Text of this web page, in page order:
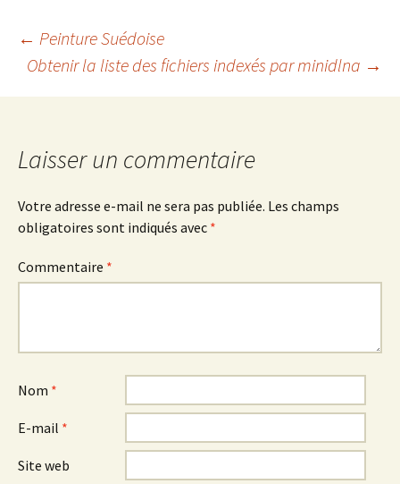
Navigation
des
articles
← Peinture Suédoise
Obtenir la liste des fichiers indexés par minidlna →
Laisser un commentaire
Votre adresse e-mail ne sera pas publiée. Les champs
obligatoires sont indiqués avec *
Commentaire *
Nom *
E-mail *
Site web